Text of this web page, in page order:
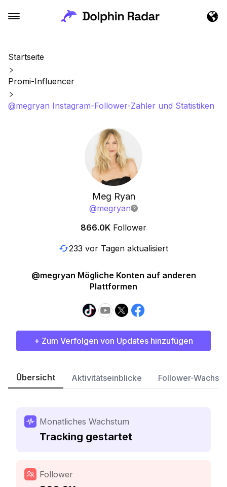
Startseite
Promi-Influencer
@megryan Instagram-Follower-Zähler und Statistiken
Meg Ryan
@megryan
866.0K Follower
233 vor Tagen aktualisiert
@megryan Mögliche Konten auf anderen
Plattformen
+ Zum Verfolgen von Updates hinzufügen
Übersicht Aktivitätseinblicke Follower-
Monatliches Wachstum
Tracking gestartet
Follower